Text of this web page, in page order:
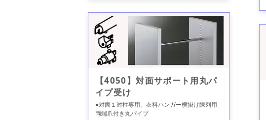
【4050】対面サポート用丸パ
イプ受け
●対面１対柱専用、衣料ハンガー横掛け陳列用
両端爪付き丸パイプ